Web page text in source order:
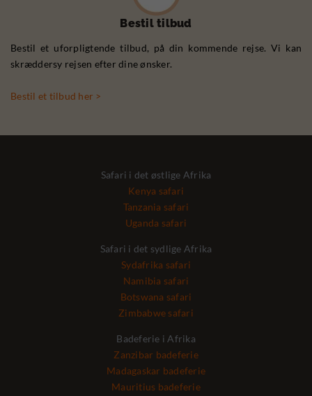
Bestil tilbud
Bestil et uforpligtende tilbud, på din kommende rejse. Vi kan
skræddersy rejsen efter dine ønsker.
Bestil et tilbud her >
Safari i det østlige Afrika
Kenya safari
Tanzania safari
Uganda safari
Safari i det sydlige Afrika
Sydafrika safari
Namibia safari
Botswana safari
Zimbabwe safari
Badeferie i Afrika
Zanzibar badeferie
Madagaskar badeferie
Mauritius badeferie